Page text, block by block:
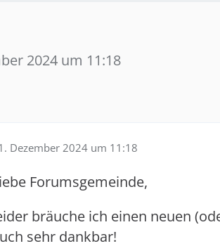
2024 um 11:18
Dezember 2024 um 11:18
Forumsgemeinde,
bräuche ich einen neuen
sehr dankbar!